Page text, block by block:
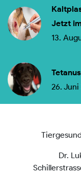
Jetzt
13.
26. Juni
Dr.